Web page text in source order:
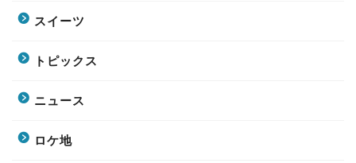
スイーツ
トピックス
ニュース
ロケ地